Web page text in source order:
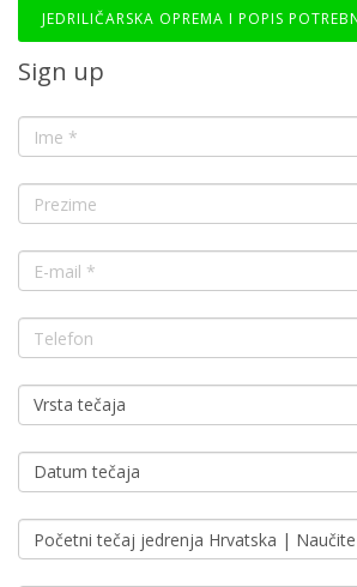
JEDRILIČARSKA OPREMA I POPIS
Sign up